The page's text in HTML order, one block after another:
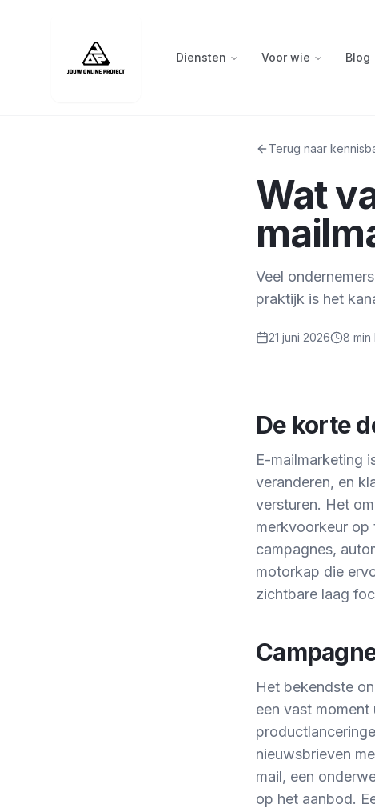
Diensten Voor wie Blog
Terug naar
Wat
Veel
praktijk is het
21 juni 2026 8 min
De korte
E-mailmarketing
veranderen, en
versturen. Het
merkvoorkeur op
campagnes,
motorkap die
zichtbare laag
Het bekendste
een vast moment
nieuwsbrieven
mail, een
op het aanbod.